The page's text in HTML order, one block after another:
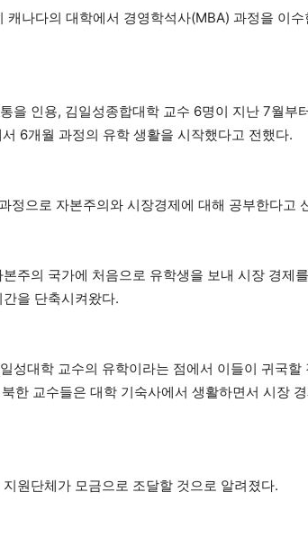
캐나다의 대학에서 경영학석사(MBA) 과정을 이
을 인용, 김일성종합대학 교수 6명이 지난 7월부
6개월 과정의 유학 생활을 시작했다고 전했다.
정으로 자본주의와 시장경제에 대해 공부한다고
주의 국가에 처음으로 유학생을 보내 시장 경제
을 단축시켜왔다.
성대학 교수의 유학이라는 점에서 이들이 귀국할
한 교수들은 대학 기숙사에서 생활하면서 시장
원단체가 모금으로 조달할 것으로 알려졌다.